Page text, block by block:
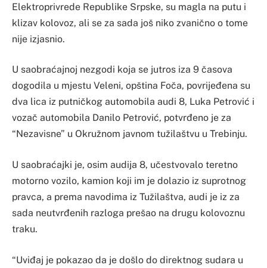
Elektroprivrede Republike Srpske, su magla na putu i
klizav kolovoz, ali se za sada još niko zvanično o tome
nije izjasnio.
U saobraćajnoj nezgodi koja se jutros iza 9 časova
dogodila u mjestu Veleni, opština Foča, povrijeđena su
dva lica iz putničkog automobila audi 8, Luka Petrović i
vozač automobila Danilo Petrović, potvrđeno je za
“Nezavisne” u Okružnom javnom tužilaštvu u Trebinju.
U saobraćajki je, osim audija 8, učestvovalo teretno
motorno vozilo, kamion koji im je dolazio iz suprotnog
pravca, a prema navodima iz Tužilaštva, audi je iz za
sada neutvrđenih razloga prešao na drugu kolovoznu
traku.
“Uviđaj je pokazao da je došlo do direktnog sudara u